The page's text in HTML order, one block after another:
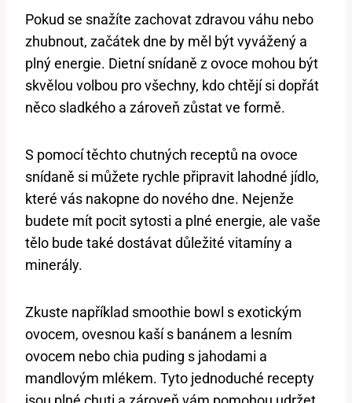
Pokud se snažíte zachovat zdravou váhu nebo
zhubnout, začátek dne by měl být vyvážený a
plný energie. Dietní snídaně z ovoce mohou být
skvělou volbou pro všechny, kdo chtějí si dopřát
něco sladkého a zároveň zůstat ve formě.
S pomocí těchto chutných receptů na ovoce
snídaně si můžete rychle připravit lahodné jídlo,
které vás nakopne do nového dne. Nejenže
budete mít pocit sytosti a plné energie, ale vaše
tělo bude také dostávat důležité vitamíny a
minerály.
Zkuste například smoothie bowl s exotickým
ovocem, ovesnou kaší s banánem a lesním
ovocem nebo chia puding s jahodami a
mandlovým mlékem. Tyto jednoduché recepty